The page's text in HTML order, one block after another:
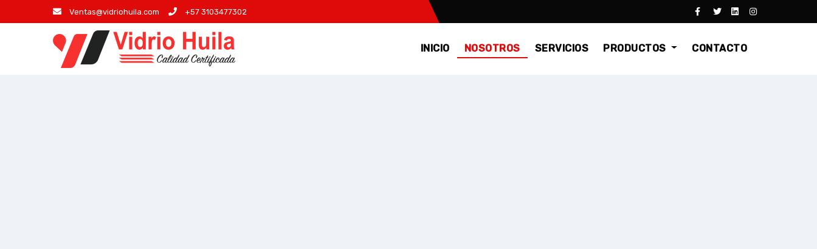
Ventas@vidriohuila.com +57 3103477302
INICIO NOSOTROS SERVICIOS PRODUCTOS CONTACTO